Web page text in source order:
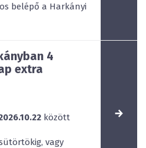
belépő a Harkányi
4
extra
között
vagy